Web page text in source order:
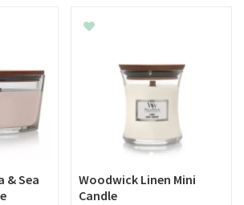
& Sea
Woodwick Linen Mini
Candle